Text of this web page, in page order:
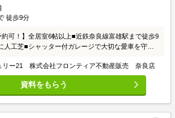
徒歩9分
約可！】全居室6帖以上■近鉄奈良線富雄駅まで徒歩9
人工芝■シャッター付ガレージで大切な愛車を守り
リー21 株式会社フロンティア不動産販売 奈良店
資料をもらう